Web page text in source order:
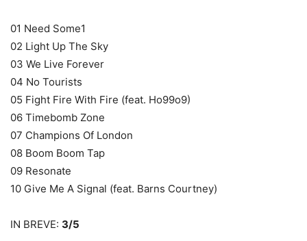
01 Need Some1
02 Light Up The Sky
03 We Live Forever
04 No Tourists
05 Fight Fire With Fire (feat. Ho99o9)
06 Timebomb Zone
07 Champions Of London
08 Boom Boom Tap
09 Resonate
10 Give Me A Signal (feat. Barns Courtney)
IN BREVE: 3/5